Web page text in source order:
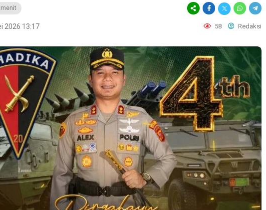
2026 13:17 58 Redaksi